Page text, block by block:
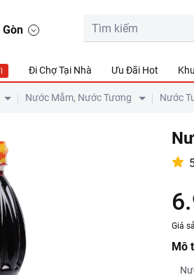
Gòn
Đi Chợ Tại Nhà Ưu Đãi Hot
Nước Mắm, Nước Tương Nước
Giá
Mô